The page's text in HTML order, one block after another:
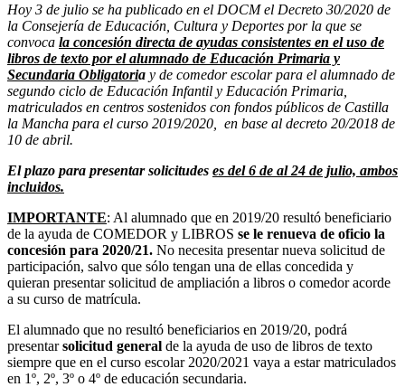
Hoy 3 de julio se ha publicado en el DOCM el Decreto 30/2020 de
la Consejería de Educación, Cultura y Deportes por la que se
convoca la concesión directa de ayudas consistentes en el uso de
libros de texto por el alumnado de Educación Primaria y
Secundaria Obligatoria y de comedor escolar para el alumnado de
segundo ciclo de Educación Infantil y Educación Primaria,
matriculados en centros sostenidos con fondos públicos de Castilla
la Mancha para el curso 2019/2020, en base al decreto 20/2018 de
10 de abril.
El plazo para presentar solicitudes es del 6 de al 24 de julio, ambos
incluidos.
IMPORTANTE: Al alumnado que en 2019/20 resultó beneficiario
de la ayuda de COMEDOR y LIBROS se le renueva de oficio la
concesión para 2020/21. No necesita presentar nueva solicitud de
participación, salvo que sólo tengan una de ellas concedida y
quieran presentar solicitud de ampliación a libros o comedor acorde
a su curso de matrícula.
El alumnado que no resultó beneficiarios en 2019/20, podrá
presentarsolicitud general de la ayuda de uso de libros de texto
siempre que en el curso escolar 2020/2021 vaya a estar matriculados
en 1º, 2º, 3º o 4º de educación secundaria.